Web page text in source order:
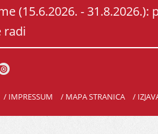
(15.6.2026. - 31.8.2026.):
radi
/ IMPRESSUM / MAPA STRANICA /